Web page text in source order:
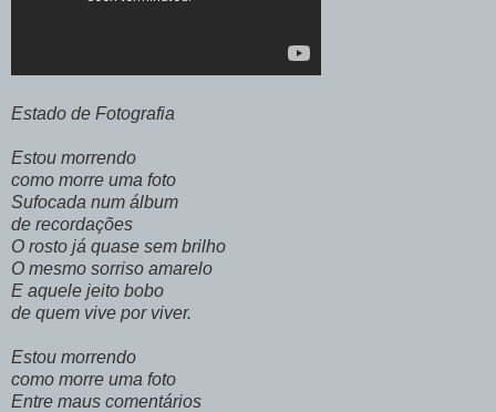
Estado de Fotografia
Estou morrendo
como morre uma foto
Sufocada num álbum
de recordações
O rosto já quase sem brilho
O mesmo sorriso amarelo
E aquele jeito bobo
de quem vive por viver.
Estou morrendo
como morre uma foto
Entre maus comentários